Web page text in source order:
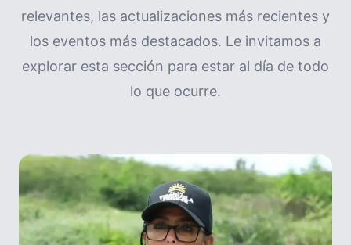
relevantes, las actualizaciones más recientes y
los eventos más destacados. Le invitamos a
explorar esta sección para estar al día de todo
lo que ocurre.